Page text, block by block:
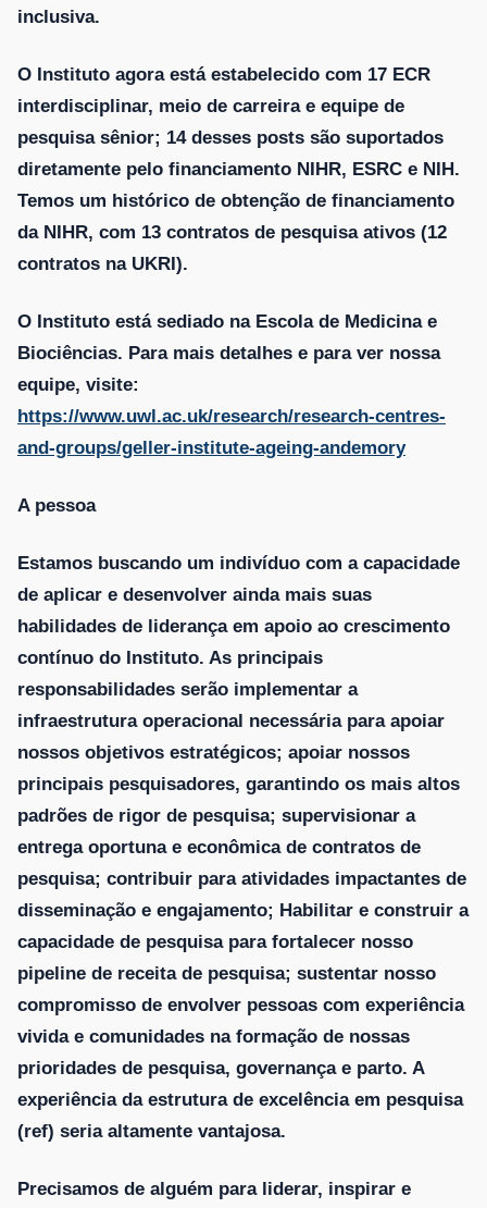
inclusiva.
O Instituto agora está estabelecido com 17 ECR
interdisciplinar, meio de carreira e equipe de
pesquisa sênior; 14 desses posts são suportados
diretamente pelo financiamento NIHR, ESRC e NIH.
Temos um histórico de obtenção de financiamento
da NIHR, com 13 contratos de pesquisa ativos (12
contratos na UKRI).
O Instituto está sediado na Escola de Medicina e
Biociências. Para mais detalhes e para ver nossa
equipe, visite:
https://www.uwl.ac.uk/research/research-centres-
and-groups/geller-institute-ageing-andemory
A pessoa
Estamos buscando um indivíduo com a capacidade
de aplicar e desenvolver ainda mais suas
habilidades de liderança em apoio ao crescimento
contínuo do Instituto. As principais
responsabilidades serão implementar a
infraestrutura operacional necessária para apoiar
nossos objetivos estratégicos; apoiar nossos
principais pesquisadores, garantindo os mais altos
padrões de rigor de pesquisa; supervisionar a
entrega oportuna e econômica de contratos de
pesquisa; contribuir para atividades impactantes de
disseminação e engajamento; Habilitar e construir a
capacidade de pesquisa para fortalecer nosso
pipeline de receita de pesquisa; sustentar nosso
compromisso de envolver pessoas com experiência
vivida e comunidades na formação de nossas
prioridades de pesquisa, governança e parto. A
experiência da estrutura de excelência em pesquisa
(ref) seria altamente vantajosa.
Precisamos de alguém para liderar, inspirar e